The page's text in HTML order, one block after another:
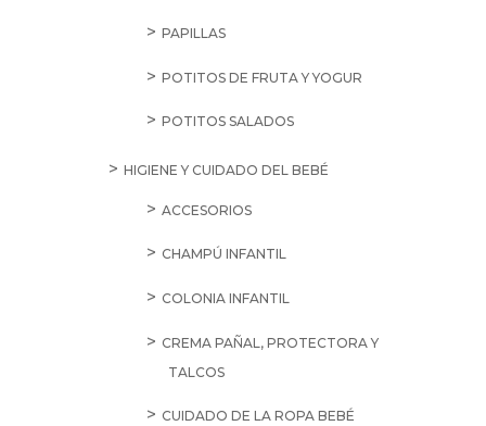
PAPILLAS
POTITOS DE FRUTA Y YOGUR
POTITOS SALADOS
HIGIENE Y CUIDADO DEL BEBÉ
ACCESORIOS
CHAMPÚ INFANTIL
COLONIA INFANTIL
CREMA PAÑAL, PROTECTORA Y
TALCOS
CUIDADO DE LA ROPA BEBÉ